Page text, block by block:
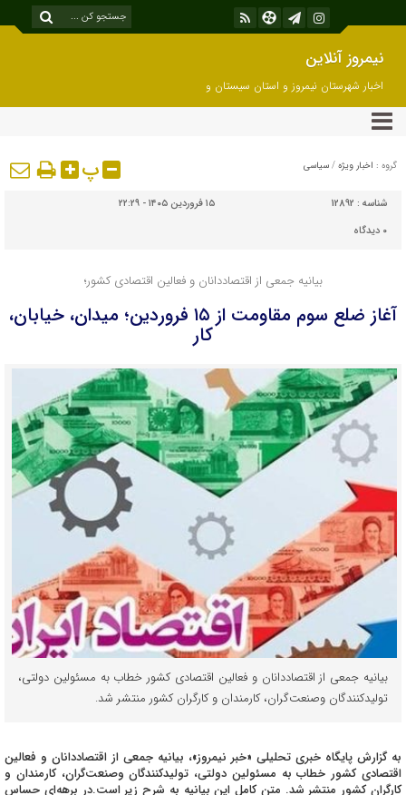
نیمروز آنلاین
اخبار شهرستان نیمروز و استان سیستان و
بلوچستان
گروه : اخبار ویژه / سیاسی پ
شناسه : 12892
۱۵ فروردین ۱۴۰۵ - ۲۲:۲۹
۰ دیدگاه
بیانیه جمعی از اقتصاددانان و فعالین اقتصادی کشور؛
آغاز ضلع سوم مقاومت از ۱۵ فروردین؛ میدان، خیابان،
کار
بیانیه جمعی از اقتصاددانان و فعالین اقتصادی کشور خطاب به مسئولین دولتی،
تولیدکنندگان وصنعت‌گران، کارمندان و کارگران کشور منتشر شد.
به گزارش پایگاه خبری تحلیلی «خبر نیمروز»، بیانیه جمعی از اقتصاددانان و فعالین
اقتصادی کشور خطاب به مسئولین دولتی، تولیدکنندگان وصنعت‌گران، کارمندان و
کارگران کشور منتشر شد. متن کامل این بیانیه به شرح زیر است.در برهه‌ای حساس